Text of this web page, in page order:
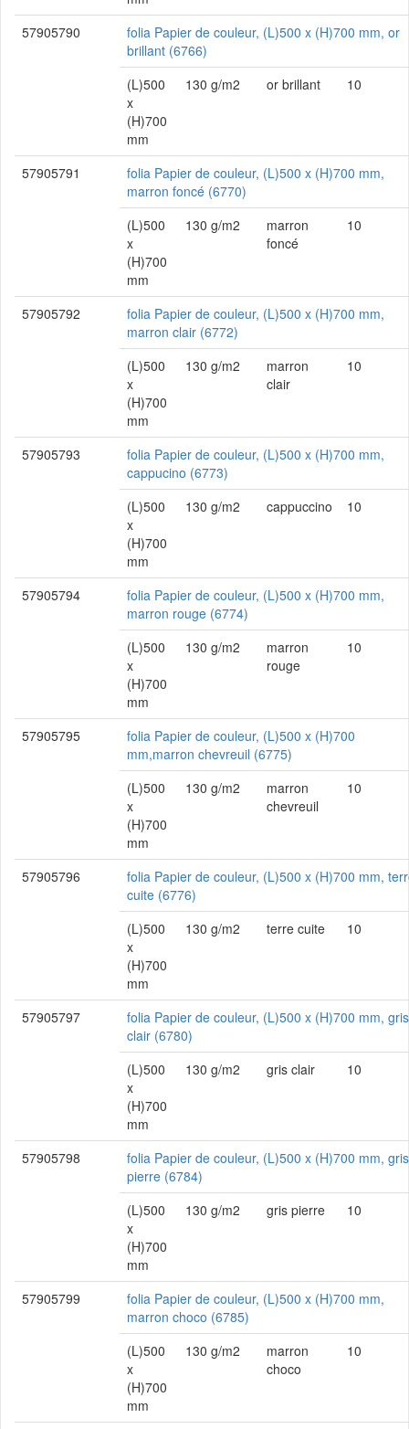
57905790
folia Papier de couleur, (L)500 x (H)700 mm, or
brillant (6766)
(L)500
x
(H)700
mm
130 g/m2 or brillant 10
57905791
folia Papier de couleur, (L)500 x (H)700 mm,
marron foncé (6770)
(L)500
x
(H)700
mm
130 g/m2
marron
foncé
10
57905792
folia Papier de couleur, (L)500 x (H)700 mm,
marron clair (6772)
(L)500
x
(H)700
mm
130 g/m2
marron
clair
10
57905793
folia Papier de couleur, (L)500 x (H)700 mm,
cappucino (6773)
(L)500
x
(H)700
mm
130 g/m2 cappuccino 10
57905794
folia Papier de couleur, (L)500 x (H)700 mm,
marron rouge (6774)
(L)500
x
(H)700
mm
130 g/m2
marron
rouge
10
57905795
folia Papier de couleur, (L)500 x (H)700
mm,marron chevreuil (6775)
(L)500
x
(H)700
mm
130 g/m2
marron
chevreuil
10
57905796
folia Papier de couleur, (L)500 x (H)700 mm,
cuite (6776)
(L)500
x
(H)700
mm
130 g/m2 terre cuite 10
57905797
folia Papier de couleur, (L)500 x (H)700 mm, gris
clair (6780)
(L)500
x
(H)700
mm
130 g/m2 gris clair 10
57905798
folia Papier de couleur, (L)500 x (H)700 mm, gris
pierre (6784)
(L)500
x
(H)700
mm
130 g/m2 gris pierre 10
57905799
folia Papier de couleur, (L)500 x (H)700 mm,
marron choco (6785)
(L)500
x
(H)700
mm
130 g/m2
marron
choco
10